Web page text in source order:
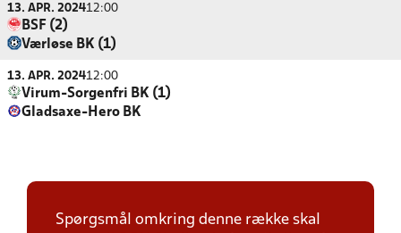
13. APR. 202412:00
BSF (2)
Værløse BK (1)
13. APR. 202412:00
Virum-Sorgenfri BK (1)
Gladsaxe-Hero BK
Spørgsmål omkring denne række skal